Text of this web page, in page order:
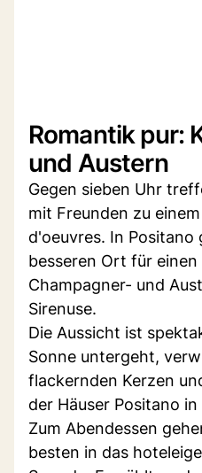
Romantik pur:
und Austern
Gegen sieben Uhr
mit Freunden zu
d'oeuvres. In Positano
besseren Ort für
Champagner- und
Sirenuse.
Die Aussicht ist
Sonne untergeht,
flackernden Kerzen
der Häuser Positano
Zum Abendessen
besten in das